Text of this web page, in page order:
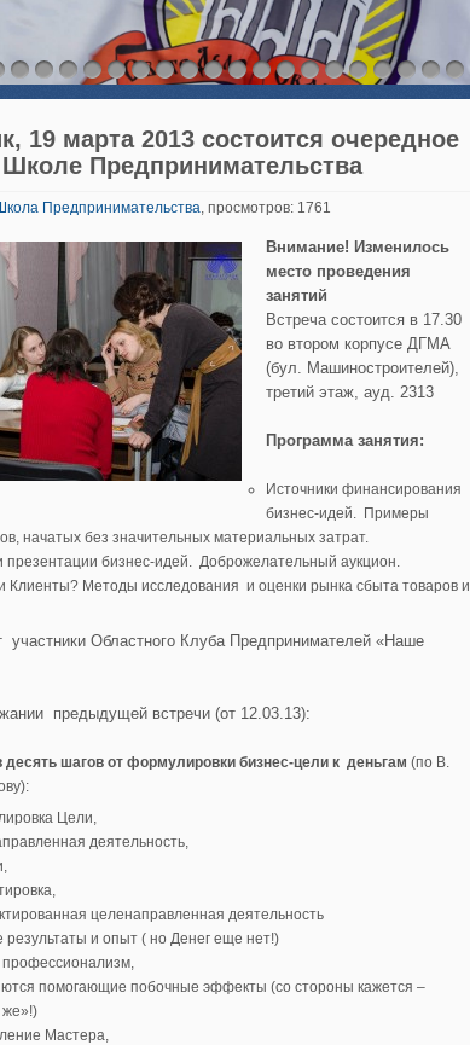
19 марта 2013 состоится очередное
Школе Предпринимательства
Предпринимательства, просмотров: 1761
Внимание! Изменилось
место проведения
занятий
Встреча состоится в 17.30
во втором корпусе ДГМА
(бул. Машиностроителей),
третий этаж, ауд. 2313
Программа занятия:
Источники финансирования
бизнес-идей. Примеры
начатых без значительных материальных затрат.
презентации бизнес-идей. Доброжелательный аукцион.
Клиенты? Методы исследования и оценки рынка сбыта товаров и
участники Областного Клуба Предпринимателей «Наше
предыдущей встречи (от 12.03.13):
десять шагов от формулировки бизнес-цели к деньгам (по В.
Цели,
деятельность,
целенаправленная деятельность
результаты и опыт ( но Денег еще нет!)
профессионализм,
помогающие побочные эффекты (со стороны кажется –
же»!)
Мастера,